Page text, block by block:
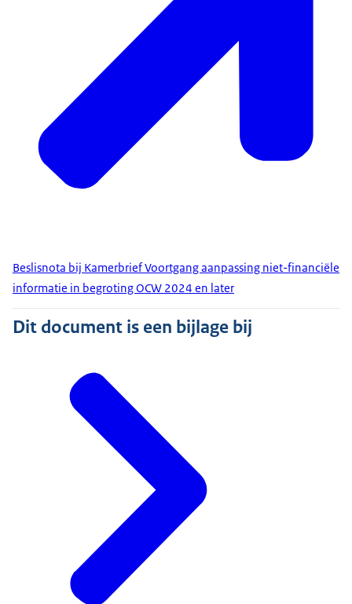
Beslisnota bij Kamerbrief Voortgang aanpassing niet-financiële
informatie in begroting OCW 2024 en later
Dit document is een bijlage bij